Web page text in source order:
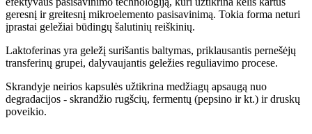
geresnį ir greitesnį mikroelemento pasisavinimą. Tokia forma neturi
įprastai geležiai būdingų šalutinių reiškinių.
Laktoferinas yra geležį surišantis baltymas, priklausantis pernešėjų
transferinų grupei, dalyvaujantis geležies reguliavimo procese.
Skrandyje neirios kapsulės užtikrina medžiagų apsaugą nuo
degradacijos - skrandžio rugšcių, fermentų (pepsino ir kt.) ir druskų
poveikio.